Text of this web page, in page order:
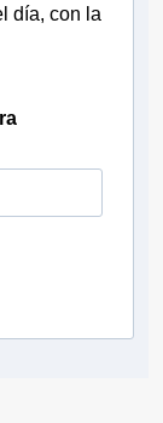
día, con la